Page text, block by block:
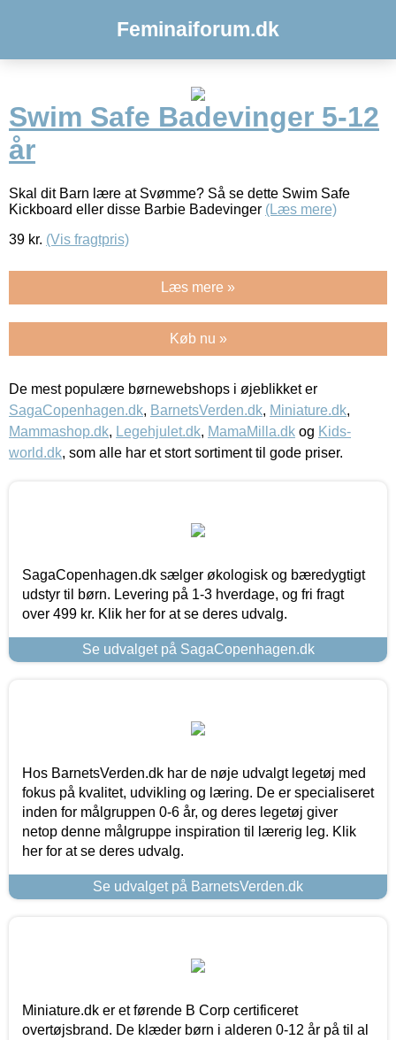
Feminaiforum.dk
Swim Safe Badevinger 5-12
år
Skal dit Barn lære at Svømme? Så se dette Swim Safe
Kickboard eller disse Barbie Badevinger (Læs mere)
39 kr. (Vis fragtpris)
Læs mere »
Køb nu »
De mest populære børnewebshops i øjeblikket er
SagaCopenhagen.dk, BarnetsVerden.dk, Miniature.dk,
Mammashop.dk, Legehjulet.dk, MamaMilla.dk og Kids-
world.dk, som alle har et stort sortiment til gode priser.
SagaCopenhagen.dk sælger økologisk og bæredygtigt
udstyr til børn. Levering på 1-3 hverdage, og fri fragt
over 499 kr. Klik her for at se deres udvalg.
Se udvalget på SagaCopenhagen.dk
Hos BarnetsVerden.dk har de nøje udvalgt legetøj med
fokus på kvalitet, udvikling og læring. De er specialiseret
inden for målgruppen 0-6 år, og deres legetøj giver
netop denne målgruppe inspiration til lærerig leg. Klik
her for at se deres udvalg.
Se udvalget på BarnetsVerden.dk
Miniature.dk er et førende B Corp certificeret
overtøjsbrand. De klæder børn i alderen 0-12 år på til al